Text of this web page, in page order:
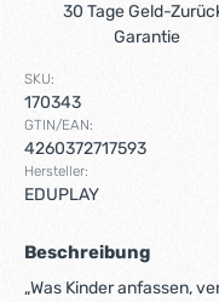
30 Tage Geld-
Garantie
SKU:
170343
GTIN/EAN:
4260372717593
Hersteller:
EDUPLAY
Beschreibung
„Was Kinder anfassen,